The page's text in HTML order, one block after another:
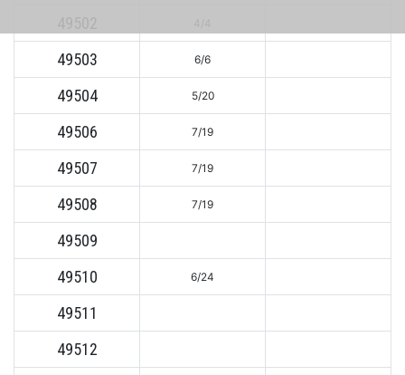
49503 6/6
49504 5/20
49506 7/19
49507 7/19
49508 7/19
49509
49510
6/24
49511
49512